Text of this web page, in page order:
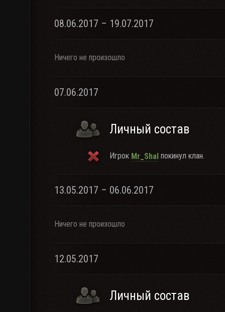
08.06.2017 – 19.07.2017
Ничего не произошло
07.06.2017
Личный состав
Игрок Mr_Shal покинул клан.
13.05.2017 – 06.06.2017
Ничего не произошло
12.05.2017
Личный состав